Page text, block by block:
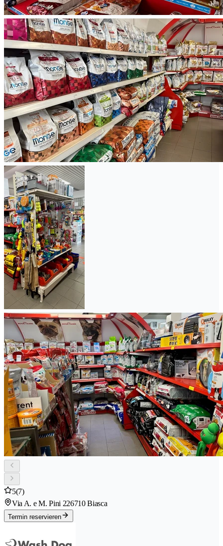
5(7)
Via A. e M. Pini 226710 Biasca
Termin reservieren